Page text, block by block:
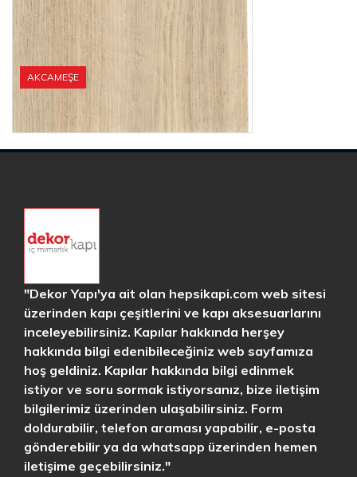
AKCAMEŞE
"Dekor Yapı'ya ait olan hepsikapi.com web sitesi
üzerinden kapı çeşitlerini ve kapı aksesuarlarını
inceleyebilirsiniz. Kapılar hakkında herşey
hakkında bilgi edenibileceğiniz web sayfamıza
hoş geldiniz. Kapılar hakkında bilgi edinmek
istiyor ve soru sormak istiyorsanız, bize iletişim
bilgilerimiz üzerinden ulaşabilirsiniz. Form
doldurabilir, telefon araması yapabilir, e-posta
gönderebilir ya da whatsapp üzerinden hemen
iletişime geçebilirsiniz."